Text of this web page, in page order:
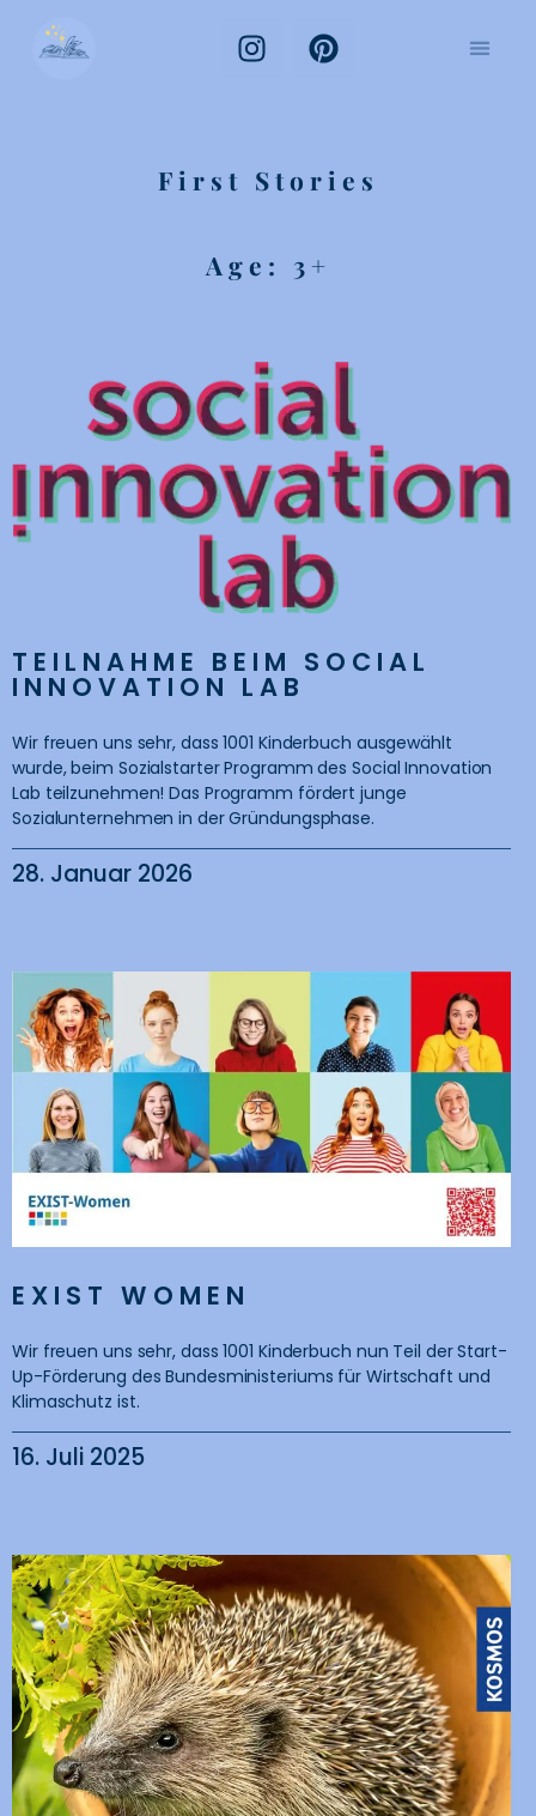
First Stories
Age: 3+
TEILNAHME BEIM SOCIAL
INNOVATION LAB
Wir freuen uns sehr, dass 1001 Kinderbuch ausgewählt
wurde, beim Sozialstarter Programm des Social Innovation
Lab teilzunehmen! Das Programm fördert junge
Sozialunternehmen in der Gründungsphase.
28. Januar 2026
EXIST WOMEN
Wir freuen uns sehr, dass 1001 Kinderbuch nun Teil der Start-
Up-Förderung des Bundesministeriums für Wirtschaft und
Klimaschutz ist.
16. Juli 2025